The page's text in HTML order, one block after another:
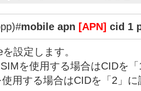
mobile apn [APN] cid 1
設定します。
を使用する場合はCIDを
用する場合はCIDを「2」